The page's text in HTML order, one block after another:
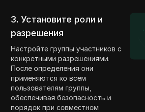
3. Установите роли и
разрешения
Настройте группы участников с
конкретными разрешениями.
После определения они
применяются ко всем
пользователям группы,
обеспечивая безопасность и
порядок при совместном